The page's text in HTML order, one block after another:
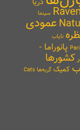
سینما
عمودی
نایاب
پانوراما -
کشورها
کمیک گربه‌ها Cats